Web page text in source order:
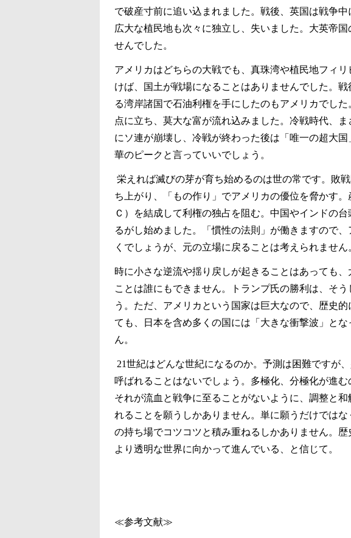
で破産寸前に追い込まれました。戦後、英国は戦争中
広大な植民地も次々に独立し、失いました。大英帝
せんでした。
アメリカはどちらの大戦でも、真珠湾や植民地フィ
けば、国土が戦場になることはありませんでした。
る湾岸諸国で石油利権を手にしたのもアメリカでし
点に立ち、莫大な富が流れ込みました。冷戦時代、ま
にソ連が崩壊し、冷戦が終わった後は「唯一の超大
華のピークと言っていいでしょう。
栄えれば滅びの芽が育ち始めるのは世の常です。敗
ち上がり、「もの作り」でアメリカの優位を脅かす
Ｃ）を結成して利権の独占を阻む。中国やインドの
るがし始めました。「慣性の法則」が働きますので
くでしょうが、元の立場に戻ることは考えられません
時に小さな逆流や揺り戻しが起きることはあっても
ことは誰にもできません。トランプ氏の勝利は、そ
う。ただ、アメリカという国家は巨大なので、歴史
ても、日本を含め多くの国には「大きな衝撃波」と
ん。
21世紀はどんな世紀になるのか。予測は困難ですが
呼ばれることはないでしょう。多極化、分極化が進む
それが流血と戦争に至ることがないように、調整と
れることを願うしかありません。単に願うだけでは
の持ち場でコツコツと積み重ねるしかありません。歴
より透明な世界に向かって進んでいる、と信じて。
≪参考文献≫